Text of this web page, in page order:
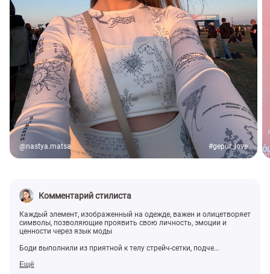
@nastya.matsa #gepur_love
Комментарий стилиста
Каждый элемент, изображенный на одежде, важен и олицетворяет
символы, позволяющие проявить свою личность, эмоции и
ценности через язык моды
Боди выполнили из приятной к телу стрейч-сетки, подче...
Ещё